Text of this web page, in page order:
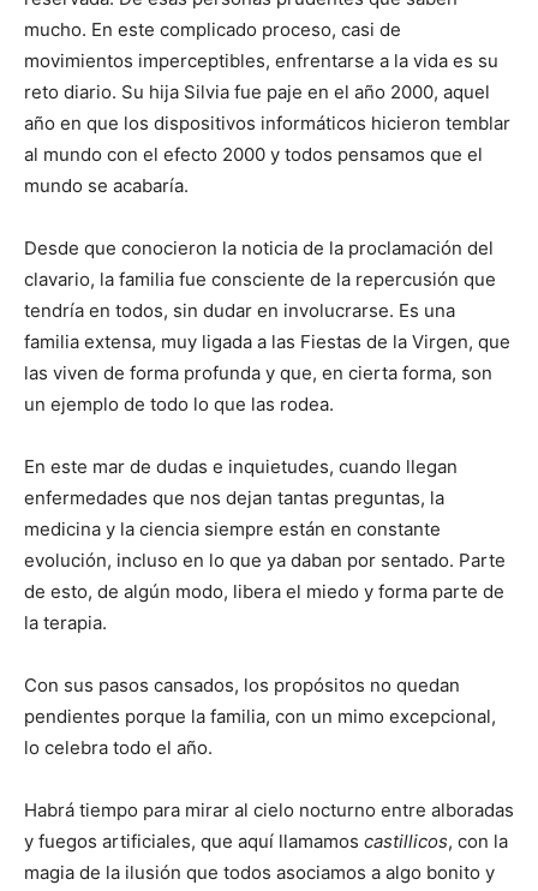
mucho. En este complicado proceso, casi de
movimientos imperceptibles, enfrentarse a la vida es su
reto diario. Su hija Silvia fue paje en el año 2000, aquel
año en que los dispositivos informáticos hicieron temblar
al mundo con el efecto 2000 y todos pensamos que el
mundo se acabaría.
Desde que conocieron la noticia de la proclamación del
clavario, la familia fue consciente de la repercusión que
tendría en todos, sin dudar en involucrarse. Es una
familia extensa, muy ligada a las Fiestas de la Virgen, que
las viven de forma profunda y que, en cierta forma, son
un ejemplo de todo lo que las rodea.
En este mar de dudas e inquietudes, cuando llegan
enfermedades que nos dejan tantas preguntas, la
medicina y la ciencia siempre están en constante
evolución, incluso en lo que ya daban por sentado. Parte
de esto, de algún modo, libera el miedo y forma parte de
la terapia.
Con sus pasos cansados, los propósitos no quedan
pendientes porque la familia, con un mimo excepcional,
lo celebra todo el año.
Habrá tiempo para mirar al cielo nocturno entre alboradas
y fuegos artificiales, que aquí llamamos castillicos, con la
magia de la ilusión que todos asociamos a algo bonito y